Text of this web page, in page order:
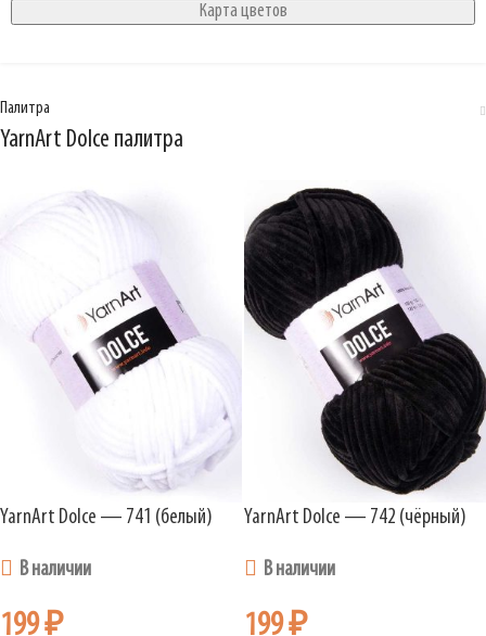
Карта цветов
Палитра
YarnArt Dolce палитра
YarnArt Dolce — 741 (белый)
В наличии
199₽
YarnArt Dolce — 742 (чёрный)
В наличии
199₽